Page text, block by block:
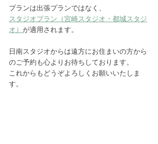
プランは出張プランではなく、
スタジオプラン（宮崎スタジオ・都城スタジ
オ） が適用されます。
日南スタジオからは遠方にお住まいの方から
のご予約も心よりお待ちしております。
これからもどうぞよろしくお願いいたしま
す。